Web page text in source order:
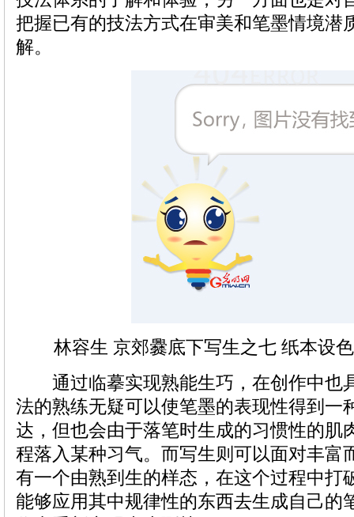
把握已有的技法方式在审美和笔墨情境潜
解。
林容生 京郊爨底下写生之七 纸本设色
通过临摹实现熟能生巧，在创作中也
法的熟练无疑可以使笔墨的表现性得到一
达，但也会由于落笔时生成的习惯性的肌
程落入某种习气。而写生则可以面对丰富
有一个由熟到生的样态，在这个过程中打
能够应用其中规律性的东西去生成自己的